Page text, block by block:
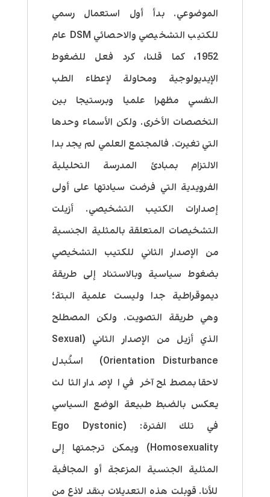
الموضوعي. بدأ أول استعمال رسمي
للكتيب التشخيصي والاحصائي DSM عام
1952، كما قلنا، كرد فعل للضغوط
الإيديولوجية ومحاولة لإعطاء الطب
النفسي مظهرا علميا وبرستيجا بين
التخصصات الأخرى. ولكن الأسماء وحدها
التي تغيرت. فالمجتمع العلمي لم يجد بدا
الالتزام بمبادئ المدرسة التحليلية
الفرويدية التي فرضت سيادتها على أولى
إصدارات الكتيب التشخيصي. أزيلت
التشخيصات المتعلقة بالمثلية الجنسية
من الإصدار الثاني للكتيب التشخيصي
بضغوط سياسية وبالاستناد إلى طريقة
ديموقراطية جدا وليست علمية البتة؛
وهي طريقة التصويت. ولكن المصطلح
الذي أزيل من الإصدار الثاني (Sexual
Orientation Disturbance)
استُبدل
لاحقا بمصطلح آخر في الإصدار الثالث
يعكس بالضبط طبيعة الوضع السياسي
في تلك الفترة: (Ego Dystonic
Homosexuality) ويمكن ترجمتها إلى
المثلية الجنسية المزعجة أو المجافية
للأنا. قوبلت هذه التعديلات بنقد لاذع من